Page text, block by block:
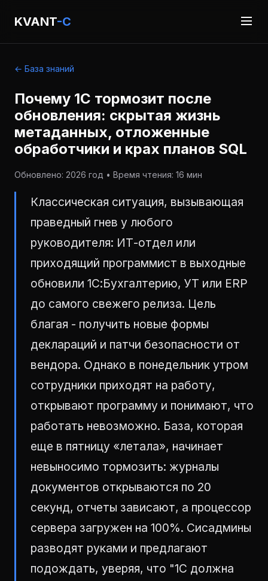
KVANT-C
← База знаний
Почему 1С тормозит после
обновления: скрытая жизнь
метаданных, отложенные
обработчики и крах планов SQL
Обновлено: 2026 год • Время чтения: 16 мин
Классическая ситуация, вызывающая
праведный гнев у любого
руководителя: ИТ-отдел или
приходящий программист в выходные
обновили 1С:Бухгалтерию, УТ или ERP
до самого свежего релиза. Цель
благая - получить новые формы
деклараций и патчи безопасности от
вендора. Однако в понедельник утром
сотрудники приходят на работу,
открывают программу и понимают, что
работать невозможно. База, которая
еще в пятницу «летала», начинает
невыносимо тормозить: журналы
документов открываются по 20
секунд, отчеты зависают, а процессор
сервера загружен на 100%. Сисадмины
разводят руками и предлагают
подождать, уверяя, что "1С должна